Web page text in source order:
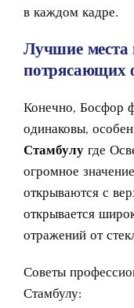
в каждом кадре.
Лучшие места
потрясающих
Конечно, Босфор
одинаковы,
Стамбулу где
огромное
открываются с
открывается
отражений от
Советы
Стамбулу: